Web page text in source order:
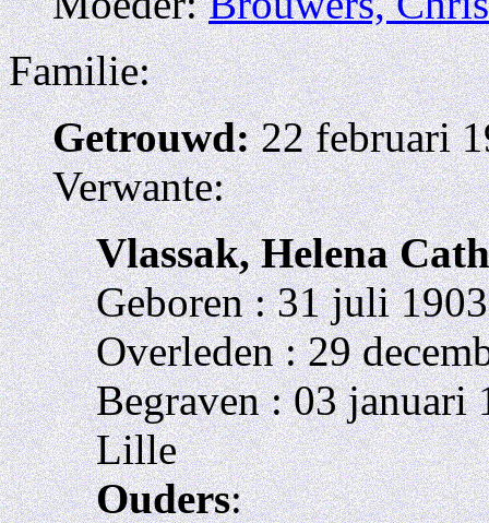
Familie:
Getrouwd:22 februari
Verwante:
Vlassak, Helena
Geboren : 31 juli
Overleden : 29
Begraven : 03
Lille
Ouders: